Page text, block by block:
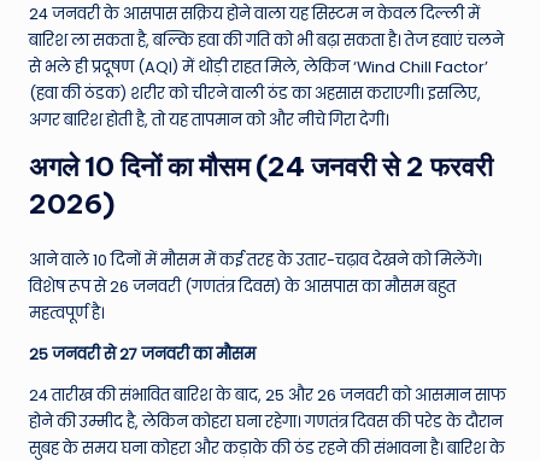
24 जनवरी के आसपास सक्रिय होने वाला यह सिस्टम न केवल दिल्ली में
बारिश ला सकता है, बल्कि हवा की गति को भी बढ़ा सकता है। तेज हवाएं चलने
से भले ही प्रदूषण (AQI) में थोड़ी राहत मिले, लेकिन ‘Wind Chill Factor’
(हवा की ठंडक) शरीर को चीरने वाली ठंड का अहसास कराएगी। इसलिए,
अगर बारिश होती है, तो यह तापमान को और नीचे गिरा देगी।
अगले 10 दिनों का मौसम (24 जनवरी से 2 फरवरी
2026)
आने वाले 10 दिनों में मौसम में कई तरह के उतार-चढ़ाव देखने को मिलेंगे।
विशेष रूप से 26 जनवरी (गणतंत्र दिवस) के आसपास का मौसम बहुत
महत्वपूर्ण है।
25 जनवरी से 27 जनवरी का मौसम
24 तारीख की संभावित बारिश के बाद, 25 और 26 जनवरी को आसमान साफ
होने की उम्मीद है, लेकिन कोहरा घना रहेगा। गणतंत्र दिवस की परेड के दौरान
सुबह के समय घना कोहरा और कड़ाके की ठंड रहने की संभावना है। बारिश के